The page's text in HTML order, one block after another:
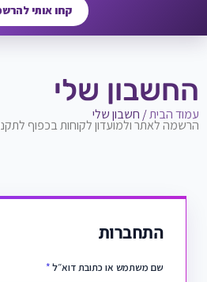
קחו אותי
החשבון שלי
עמוד הבית/ חשבון שלי
הרשמה לאתר ולמועדון לקוחות בכפוף
התחברות
שם משתמש או כתובת דוא״ל*